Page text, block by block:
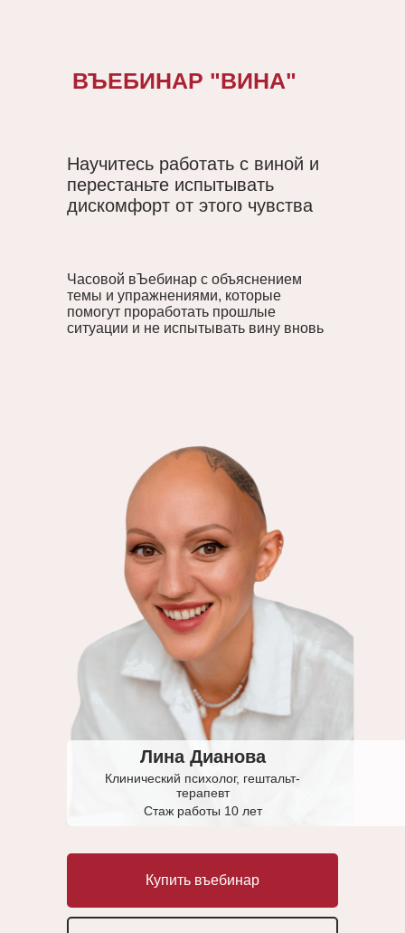
ВЪЕБИНАР "ВИНА"
Научитесь работать с виной и
перестаньте испытывать
дискомфорт от этого чувства
Часовой вЪебинар с объяснением
темы и упражнениями, которые
помогут проработать прошлые
ситуации и не испытывать вину вновь
Лина Дианова
Клинический психолог, гештальт-
терапевт
Стаж работы 10 лет
Купить въебинар